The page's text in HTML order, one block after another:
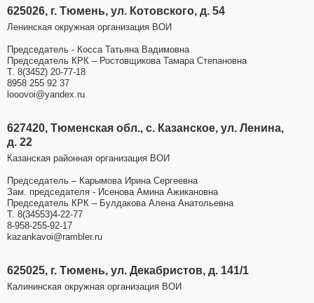
625026, г. Тюмень, ул. Котовского, д. 54
Ленинская окружная организация ВОИ
Председатель - Косса Татьяна Вадимовна
Председатель КРК – Ростовщикова Тамара Степановна
Т. 8(3452) 20-77-18
8958 255 92 37
looovoi@yandex.ru
627420, Тюменская обл., с. Казанское, ул. Ленина,
д. 22
Казанская районная организация ВОИ
Председатель – Карымова Ирина Сергеевна
Зам. председателя - Исенова Амина Ажикановна
Председатель КРК – Булдакова Алена Анатольевна
Т. 8(34553)4-22-77
8-958-255-92-17
kazankavoi@rambler.ru
625025, г. Тюмень, ул. Декабристов, д. 141/1
Калининская окружная организация ВОИ